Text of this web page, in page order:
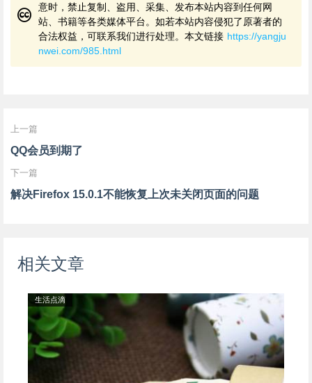
意时，禁止复制、盗用、采集、发布本站内容到任何网
站、书籍等各类媒体平台。如若本站内容侵犯了原著者的
合法权益，可联系我们进行处理。本文链接 https://yangju
nwei.com/985.html
上一篇
QQ会员到期了
下一篇
解决Firefox 15.0.1不能恢复上次未关闭页面的问题
相关文章
生活点滴